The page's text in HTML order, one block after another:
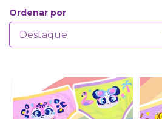
Ordenar por